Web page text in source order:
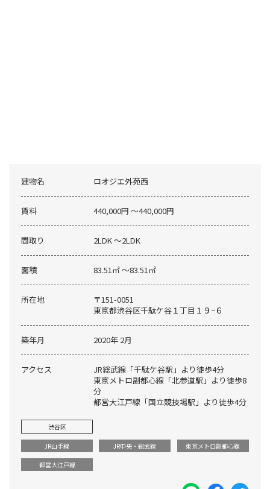
建物名 ロオジエ外苑西
賃料 440,000円 〜440,000円
間取り 2LDK 〜2LDK
面積 83.51㎡ 〜83.51㎡
所在地
〒151-0051
東京都渋谷区千駄ケ谷１丁目１９−６
築年月 2020年 2月
アクセス
JR総武線「千駄ケ谷駅」より徒歩4分
東京メトロ副都心線「北参道駅」より徒歩8
分
都営大江戸線「国立競技場駅」より徒歩4分
渋谷区
JR山手線 JR中央・総武線 東京メトロ副都心線
都営大江戸線